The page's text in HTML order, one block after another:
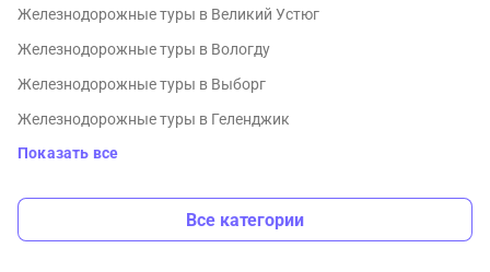
Железнодорожные туры в Великий Устюг
Железнодорожные туры в Вологду
Железнодорожные туры в Выборг
Железнодорожные туры в Геленджик
Показать все
Все категории